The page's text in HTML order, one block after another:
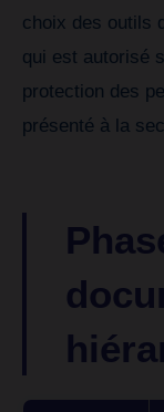
choix des outils
qui est autorisé
protection des
présenté à la